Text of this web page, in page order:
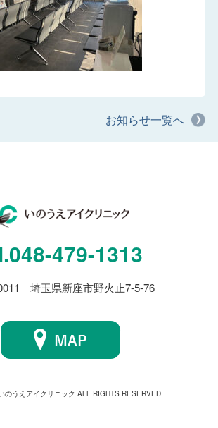
お知らせ一覧へ
048-479-1313
埼玉県新座市野火止7-5-76
のうえアイクリニック ALL RIGHTS RESERVED.